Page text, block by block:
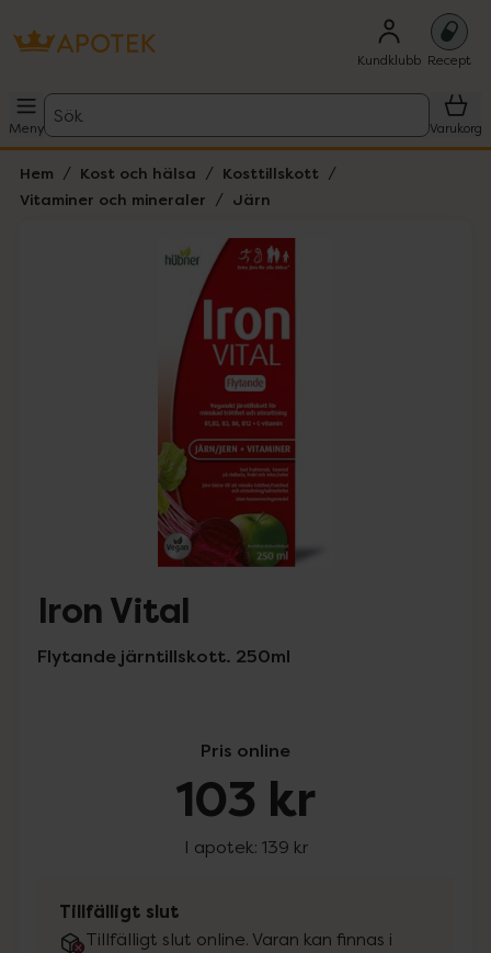
Kundklubb Recept
Meny
Sök
Varukorg
Hem Kost och hälsa
Kosttillskott
Vitaminer och mineraler
Järn
Lista: . Innehåller 1 objekt.
Hoppa över Lista
Iron Vital
Flytande järntillskott. 250ml
Pris online
103 kr
I apotek: 139 kr
Tillfälligt slut
Tillfälligt slut online. Varan kan finnas i